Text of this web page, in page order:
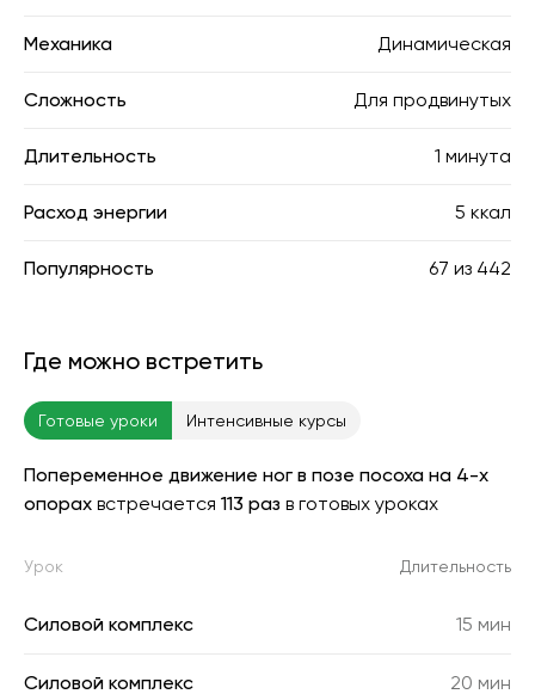
Механика Динамическая
Сложность Для продвинутых
Длительность 1 минута
Расход энергии 5 ккал
Популярность 67 из 442
Где можно встретить
Готовые уроки Интенсивные курсы
Попеременное движение ног в позе посоха на 4-х
опорах встречается 113 раз в готовых уроках
Урок Длительность
Силовой комплекс 15 мин
Силовой комплекс 20 мин